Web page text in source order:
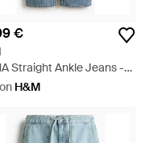
€
Straight Ankle Jeans -
H&M